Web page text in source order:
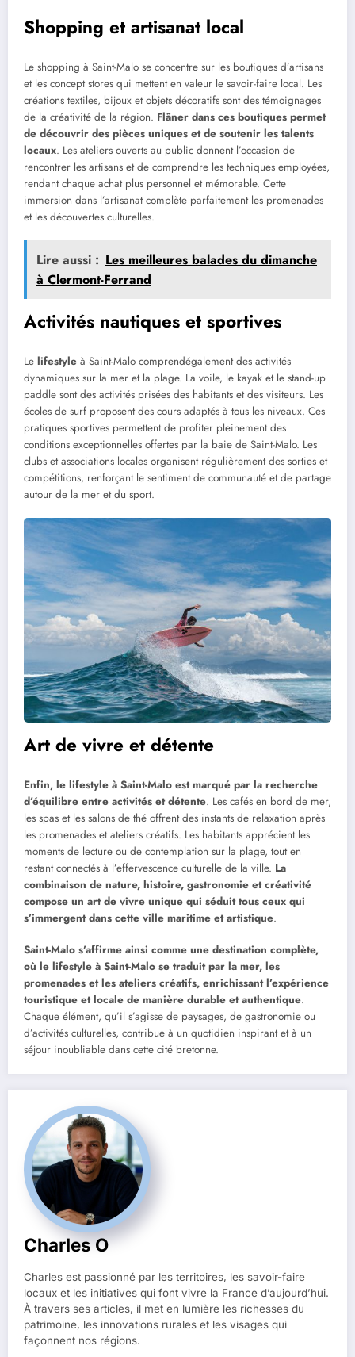
Shopping et artisanat local
Le shopping à Saint-Malo se concentre sur les boutiques d’artisans
et les concept stores qui mettent en valeur le savoir-faire local. Les
créations textiles, bijoux et objets décoratifs sont des témoignages
de la créativité de la région. Flâner dans ces boutiques permet
de découvrir des pièces uniques et de soutenir les talents
locaux. Les ateliers ouverts au public donnent l’occasion de
rencontrer les artisans et de comprendre les techniques employées,
rendant chaque achat plus personnel et mémorable. Cette
immersion dans l’artisanat complète parfaitement les promenades
et les découvertes culturelles.
Lire aussi : Les meilleures balades du dimanche
à Clermont-Ferrand
Activités nautiques et sportives
Le lifestyle à Saint-Malo comprendégalement des activités
dynamiques sur la mer et la plage. La voile, le kayak et le stand-up
paddle sont des activités prisées des habitants et des visiteurs. Les
écoles de surf proposent des cours adaptés à tous les niveaux. Ces
pratiques sportives permettent de profiter pleinement des
conditions exceptionnelles offertes par la baie de Saint-Malo. Les
clubs et associations locales organisent régulièrement des sorties et
compétitions, renforçant le sentiment de communauté et de partage
autour de la mer et du sport.
Art de vivre et détente
Enfin, le lifestyle à Saint-Malo est marqué par la recherche
d’équilibre entre activités et détente. Les cafés en bord de mer,
les spas et les salons de thé offrent des instants de relaxation après
les promenades et ateliers créatifs. Les habitants apprécient les
moments de lecture ou de contemplation sur la plage, tout en
restant connectés à l’effervescence culturelle de la ville. La
combinaison de nature, histoire, gastronomie et créativité
compose un art de vivre unique qui séduit tous ceux qui
s’immergent dans cette ville maritime et artistique.
Saint-Malo s’affirme ainsi comme une destination complète,
où le lifestyle à Saint-Malo se traduit par la mer, les
promenades et les ateliers créatifs, enrichissant l’expérience
touristique et locale de manière durable et authentique.
Chaque élément, qu’il s’agisse de paysages, de gastronomie ou
d’activités culturelles, contribue à un quotidien inspirant et à un
séjour inoubliable dans cette cité bretonne.
Charles O
Charles est passionné par les territoires, les savoir-faire
locaux et les initiatives qui font vivre la France d’aujourd’hui.
À travers ses articles, il met en lumière les richesses du
patrimoine, les innovations rurales et les visages qui
façonnent nos régions.